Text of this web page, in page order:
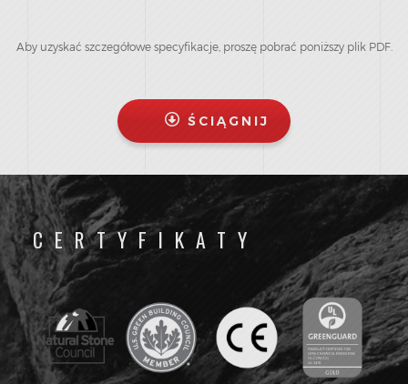
Aby uzyskać szczegółowe specyfikacje, proszę pobrać poniższy plik PDF.
ŚCIĄGNIJ
CERTYFIKATY